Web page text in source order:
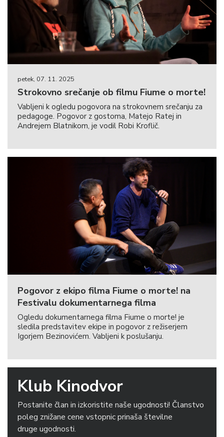
petek, 07. 11. 2025
Strokovno srečanje ob filmu Fiume o morte!
Vabljeni k ogledu pogovora na strokovnem srečanju za
pedagoge. Pogovor z gostoma, Matejo Ratej in
Andrejem Blatnikom, je vodil Robi Kroflič.
Pogovor z ekipo filma Fiume o morte! na
Festivalu dokumentarnega filma
Ogledu dokumentarnega filma Fiume o morte! je
sledila predstavitev ekipe in pogovor z režiserjem
Igorjem Bezinovićem. Vabljeni k poslušanju.
Klub Kinodvor
Postanite član in izkoristite naše ugodnosti! Članstvo
poleg znižane cene vstopnic prinaša številne
druge ugodnosti.